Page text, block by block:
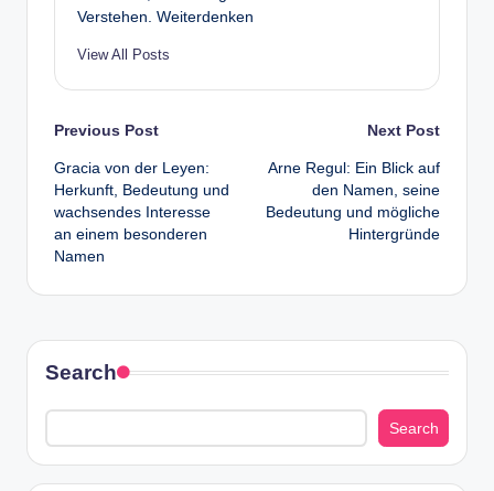
Verstehen. Weiterdenken
View All Posts
Post
navigation
Previous Post
Gracia von der Leyen:
Herkunft, Bedeutung und
wachsendes Interesse
an einem besonderen
Namen
Next Post
Arne Regul: Ein Blick auf
den Namen, seine
Bedeutung und mögliche
Hintergründe
Search
Search